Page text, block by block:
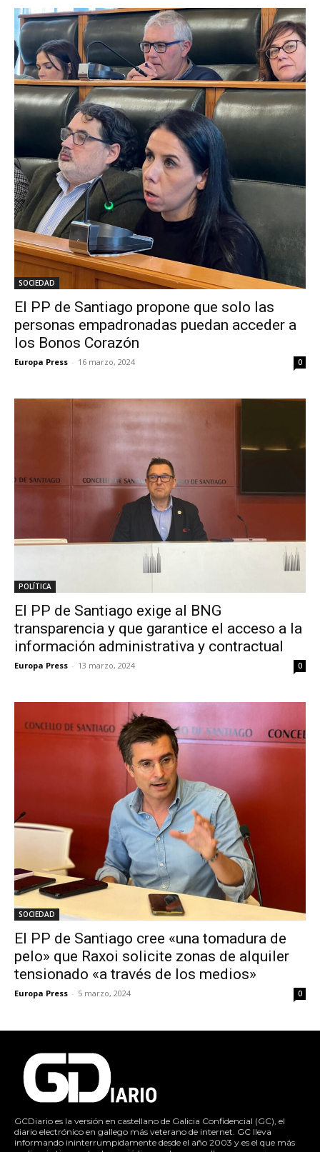
SOCIEDAD
El PP de Santiago propone que solo las
personas empadronadas puedan acceder a
los Bonos Corazón
Europa Press - 16 marzo, 2024 0
POLÍTICA
El PP de Santiago exige al BNG
transparencia y que garantice el acceso a la
información administrativa y contractual
Europa Press - 13 marzo, 2024 0
SOCIEDAD
El PP de Santiago cree «una tomadura de
pelo» que Raxoi solicite zonas de alquiler
tensionado «a través de los medios»
Europa Press - 5 marzo, 2024 0
GCDiario es la versión en castellano de Galicia Confidencial (GC), el
diario electrónico en gallego más veterano de internet. GC lleva
informando ininterrumpidamente desde el año 2003 y es el que más